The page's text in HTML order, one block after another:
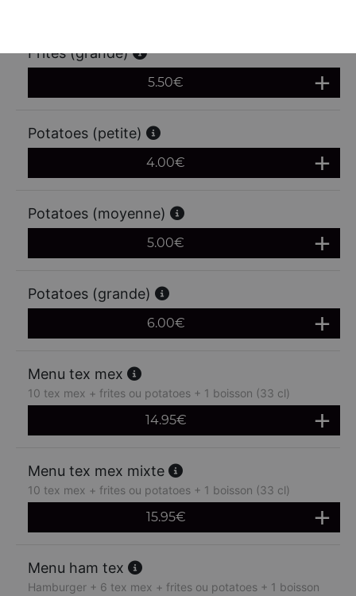
Frites (grande)
5.50€
Potatoes (petite)
4.00€
Potatoes (moyenne)
5.00€
Potatoes (grande)
6.00€
Menu tex mex
10 tex mex + frites ou potatoes + 1 boisson (33 cl)
14.95€
Menu tex mex mixte
10 tex mex + frites ou potatoes + 1 boisson (33 cl)
15.95€
Menu ham tex
Hamburger + 6 tex mex + frites ou potatoes + 1 boisson